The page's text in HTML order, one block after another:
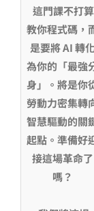
這門課不打算
教你程式碼，
是要將AI轉
為你的「最強
身」。將是你
勞動力密集轉
智慧驅動的關
起點。準備好
接這場革命了
嗎？